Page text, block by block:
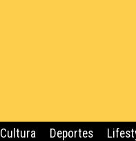
Cultura Deportes